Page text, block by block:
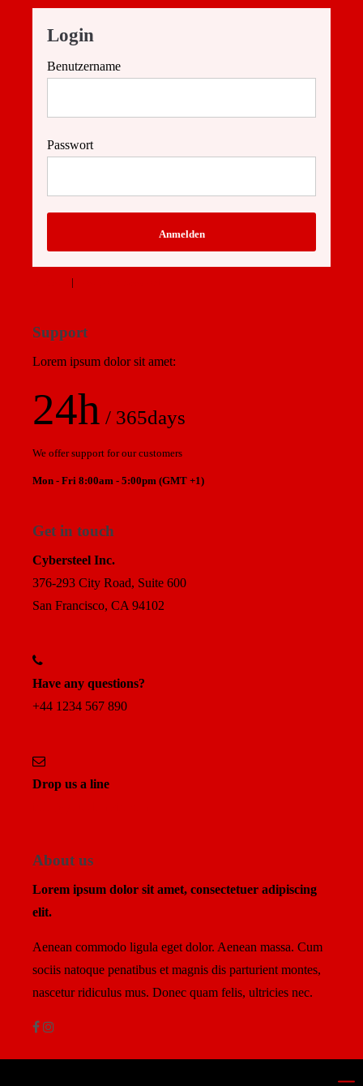
Login
Benutzername
Passwort
Anmelden
|
Support
Lorem ipsum dolor sit amet:
24h / 365days
We offer support for our customers
Mon - Fri 8:00am - 5:00pm (GMT +1)
Get in touch
Cybersteel Inc.
376-293 City Road, Suite 600
San Francisco, CA 94102
Have any questions?
+44 1234 567 890
Drop us a line
About us
Lorem ipsum dolor sit amet, consectetuer adipiscing
elit.
Aenean commodo ligula eget dolor. Aenean massa. Cum
sociis natoque penatibus et magnis dis parturient montes,
nascetur ridiculus mus. Donec quam felis, ultricies nec.